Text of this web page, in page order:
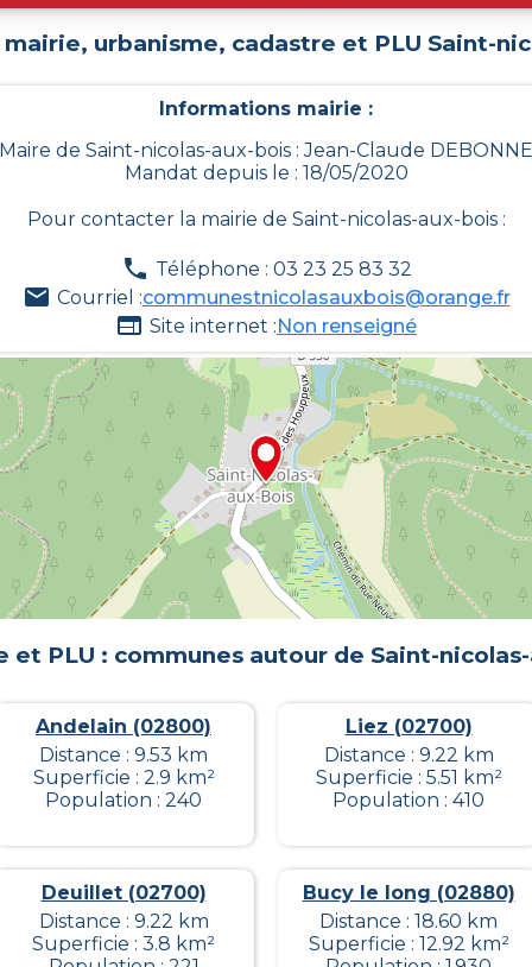
urbanisme, cadastre et PLU Saint-
Informations mairie :
Maire de Saint-nicolas-aux-bois : Jean-Claude DEBONNE
Mandat depuis le : 18/05/2020
Pour contacter la mairie de Saint-nicolas-aux-bois:
Téléphone : 03 23 25 83 32
Courriel :communestnicolasauxbois@orange.fr
Site internet :Non renseigné
et PLU : communes autour de Saint-
Andelain (02800)
Distance : 9.53 km
Superficie : 2.9 km²
Population : 240
Liez (02700)
Distance : 9.22 km
Superficie : 5.51 km²
Population : 410
Deuillet (02700)
Distance : 9.22 km
Superficie : 3.8 km²
Bucy le long (02880)
Distance : 18.60 km
Superficie : 12.92 km²